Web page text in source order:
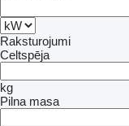
Raksturojumi
Celtspēja
kg
Pilna masa